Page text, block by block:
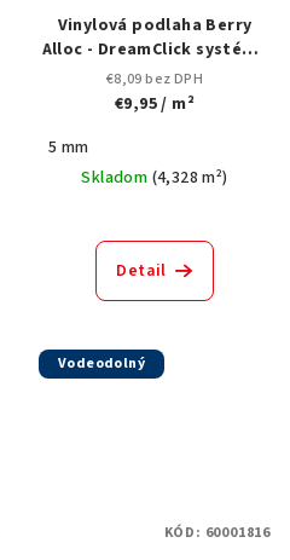
Vinylová podlaha Berry
Alloc - DreamClick systém -
Toulon Oak 236L +
zodpovedajúce
€8,09 bez DPH
€9,95/ m²
5 mm
Skladom (4,328 m²)
Detail
Vodeodolný
KÓD: 60001816